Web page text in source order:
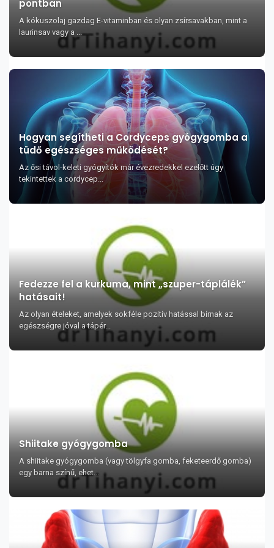
pontban
A kókuszolaj gazdag E-vitaminban és olyan zsírsavakban, mint a
laurinsav vagy a ...
Hogyan segítheti a Cordyceps gyógygomba a
tüdő egészséges működését?
Az ősi távol-keleti gyógyítók már évezredekkel ezelőtt úgy
tekintettek a cordycep...
Fedezze fel a kurkuma, mint „szuper-táplálék”
hatásait!
Az olyan ételeket, amelyek sokféle pozitív hatással bírnak az
egészségre jóval a tápér...
Shiitake gyógygomba
A shiitake gyógygomba (vagy tölgyfa gomba, feketeerdő gomba)
egy barna színű, ehet...